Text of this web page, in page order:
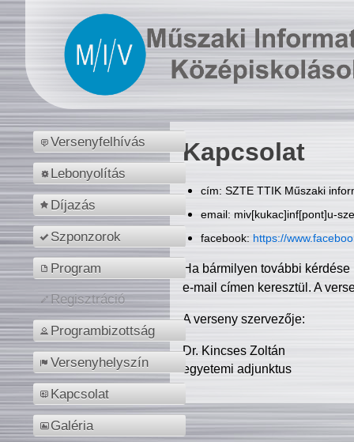
Versenyfelhívás
Lebonyolítás
Díjazás
Szponzorok
Program
Regisztráció
Programbizottság
Versenyhelyszín
Kapcsolat
Galéria
Kapcsolat
cím: SZTE TTIK Műszaki
email: miv[kukac]inf[pont]u-
facebook: https://
Ha bármilyen további
e-mail címen keresztül. A
A verseny szervezője:
Dr. Kincses Zoltán
egyetemi adjunktus